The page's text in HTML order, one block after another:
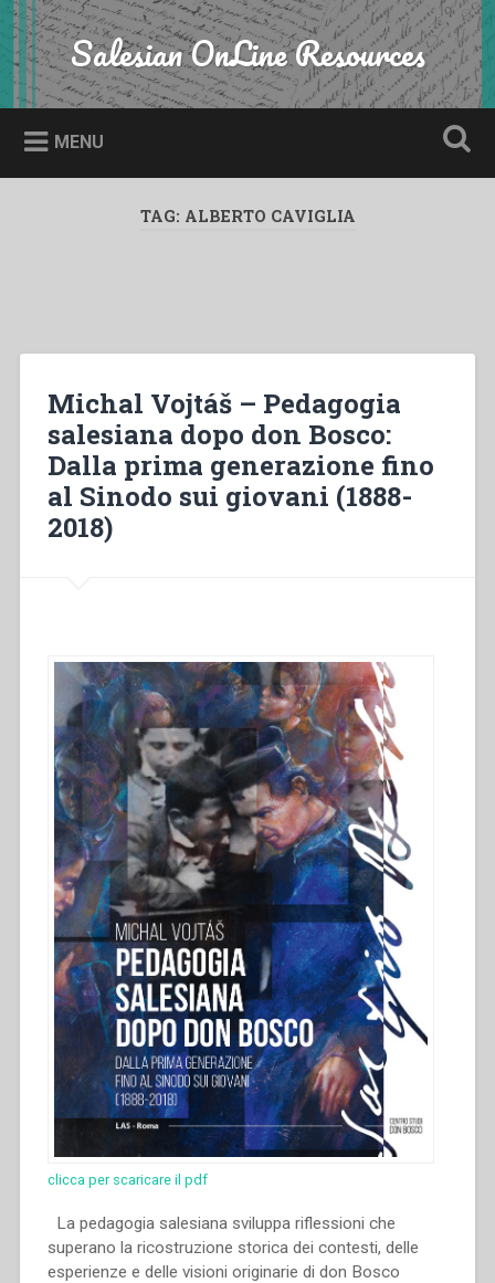
Skip
to
content
Search Salesian OnLine Resources
MENU
TAG: ALBERTO CAVIGLIA
Michal Vojtáš – Pedagogia
salesiana dopo don Bosco:
Dalla prima generazione fino
al Sinodo sui giovani (1888-
2018)
clicca per scaricare il pdf
La pedagogia salesiana sviluppa riflessioni che
superano la ricostruzione storica dei contesti, delle
esperienze e delle visioni originarie di don Bosco